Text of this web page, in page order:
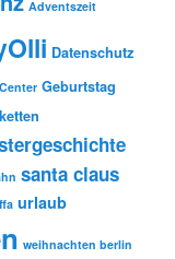
Adventszeit
Datenschutz
Geburtstag
santa claus
urlaub
weihnachten berlin